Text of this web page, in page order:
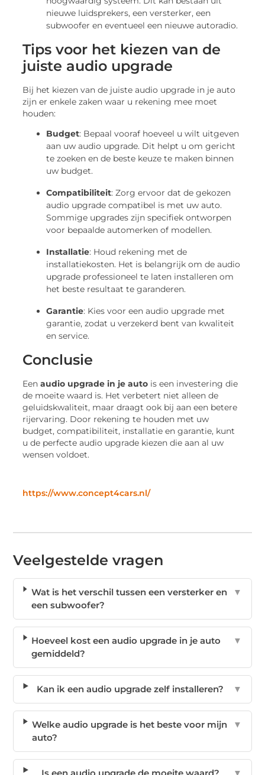
nieuwe luidsprekers, een versterker, een
subwoofer en eventueel een nieuwe autoradio.
Tips voor het kiezen van de
juiste audio upgrade
Bij het kiezen van de juiste audio upgrade in je auto
zijn er enkele zaken waar u rekening mee moet
houden:
Budget: Bepaal vooraf hoeveel u wilt uitgeven
aan uw audio upgrade. Dit helpt u om gericht
te zoeken en de beste keuze te maken binnen
uw budget.
Compatibiliteit: Zorg ervoor dat de gekozen
audio upgrade compatibel is met uw auto.
Sommige upgrades zijn specifiek ontworpen
voor bepaalde automerken of modellen.
Installatie: Houd rekening met de
installatiekosten. Het is belangrijk om de audio
upgrade professioneel te laten installeren om
het beste resultaat te garanderen.
Garantie: Kies voor een audio upgrade met
garantie, zodat u verzekerd bent van kwaliteit
en service.
Conclusie
Eenaudio upgrade in je auto is een investering die
de moeite waard is. Het verbetert niet alleen de
geluidskwaliteit, maar draagt ook bij aan een betere
rijervaring. Door rekening te houden met uw
budget, compatibiliteit, installatie en garantie, kunt
u de perfecte audio upgrade kiezen die aan al uw
wensen voldoet.
https://www.concept4cars.nl/
Veelgestelde vragen
Wat is het verschil tussen een versterker en
een subwoofer?
▼
Hoeveel kost een audio upgrade in je auto
gemiddeld?
▼
Kan ik een audio upgrade zelf installeren? ▼
Welke audio upgrade is het beste voor mijn
auto?
▼